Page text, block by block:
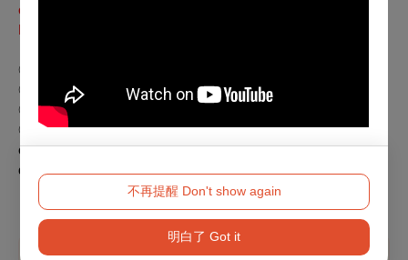
不再提醒 Don't show again
明白了 Got it
of the program (excluding
Hit Me Hard and Soft: The Tour
◎ General: NTD 220/Ticket
◎ TFAI Member or Student: NTD 180/Ticket
◎ Child or Senior Citizen: NTD 110/Ticket
◎ Person with Disability: Free tickets available for the TFAI
organized screenings, please call (02)8522-8000 for more
detail.